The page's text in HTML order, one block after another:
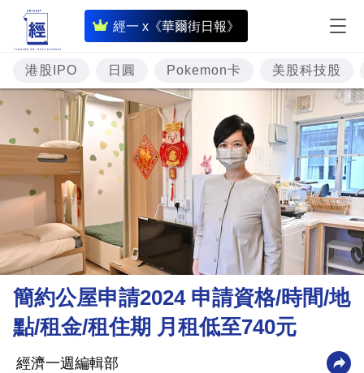
經一 x《華爾街日報》
即
時
財
經
專
題
投
資
樓
市
理
財
商
業
港股IPO 日圓 Pokemon卡 美股科技股
簡約公屋申請2024 申請資格/時間/地
點/租金/租住期 月租低至740元
經濟一週編輯部